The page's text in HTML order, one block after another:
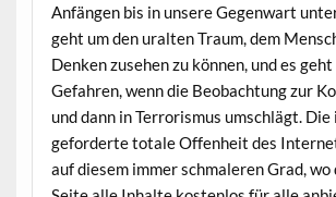
Anfängen bis in unsere Gegenwart
geht um den uralten Traum, dem
Denken zusehen zu können, und es
Gefahren, wenn die Beobachtung zur
und dann in Terrorismus umschlägt.
geforderte totale Offenheit des
auf diesem immer schmaleren Grad, wo